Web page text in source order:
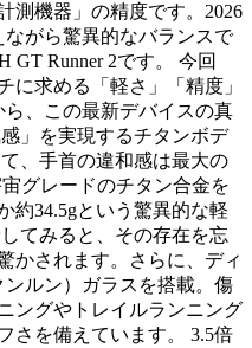
測機器」の精度です。2026
がら驚異的なバランスで
GT Runner 2です。 今回
に求める「軽さ」「精度」
ら、この最新デバイスの真
」を実現するチタンボデ
、手首の違和感は最大の
グレードのチタン合金を
約34.5gという驚異的な軽
てみると、その存在を忘
かされます。さらに、ディ
ルン）ガラスを搭載。傷
ングやトレイルランニング
さを備えています。 3.5倍